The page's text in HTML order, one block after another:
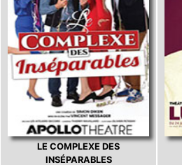
LE COMPLEXE DES
INSÉPARABLES